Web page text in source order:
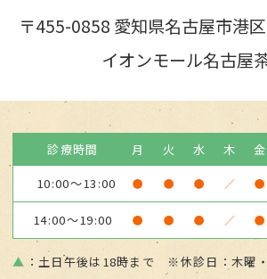
〒455-0858 愛知県名古屋市港
イオンモール名古屋
診療時間 月 火 水 木 金
10:00～13:00
● ● ● ／ ●
14:00～19:00 ● ● ● ／ ●
▲ ：土日午後は18時まで ※休診日：木曜